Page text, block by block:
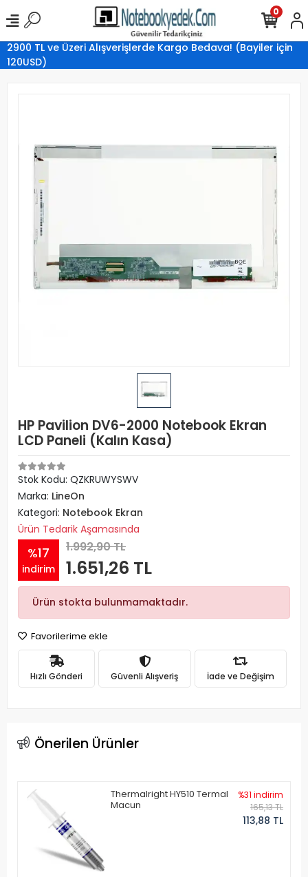
2900 TL ve Üzeri Alışverişlerde Kargo Bedava! (Bayiler için
120USD)
0
HP Pavilion DV6-2000 Notebook Ekran
LCD Paneli (Kalın Kasa)
Stok Kodu: QZKRUWYSWV
Marka: LineOn
Kategori: Notebook Ekran
Ürün Tedarik Aşamasında
%17
indirim
1.992,90 TL
1.651,26 TL
Ürün stokta bulunmamaktadır.
Favorilerime ekle
Hızlı Gönderi Güvenli Alışveriş İade ve Değişim
Önerilen Ürünler
Thermalright HY510 Termal
Macun
%31 indirim
165,13 TL
113,88 TL